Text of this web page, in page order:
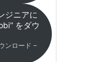
ジニアに
をダウ
ンロード –